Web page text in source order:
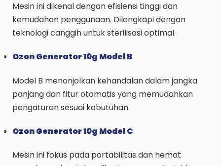
Mesin ini dikenal dengan efisiensi tinggi dan
kemudahan penggunaan. Dilengkapi dengan
teknologi canggih untuk sterilisasi optimal.
Ozon Generator 10g Model B
Model B menonjolkan kehandalan dalam jangka
panjang dan fitur otomatis yang memudahkan
pengaturan sesuai kebutuhan.
Ozon Generator 10g Model C
Mesin ini fokus pada portabilitas dan hemat